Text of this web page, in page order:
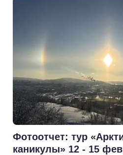
Фотоотчет: тур
каникулы» 12 - 15